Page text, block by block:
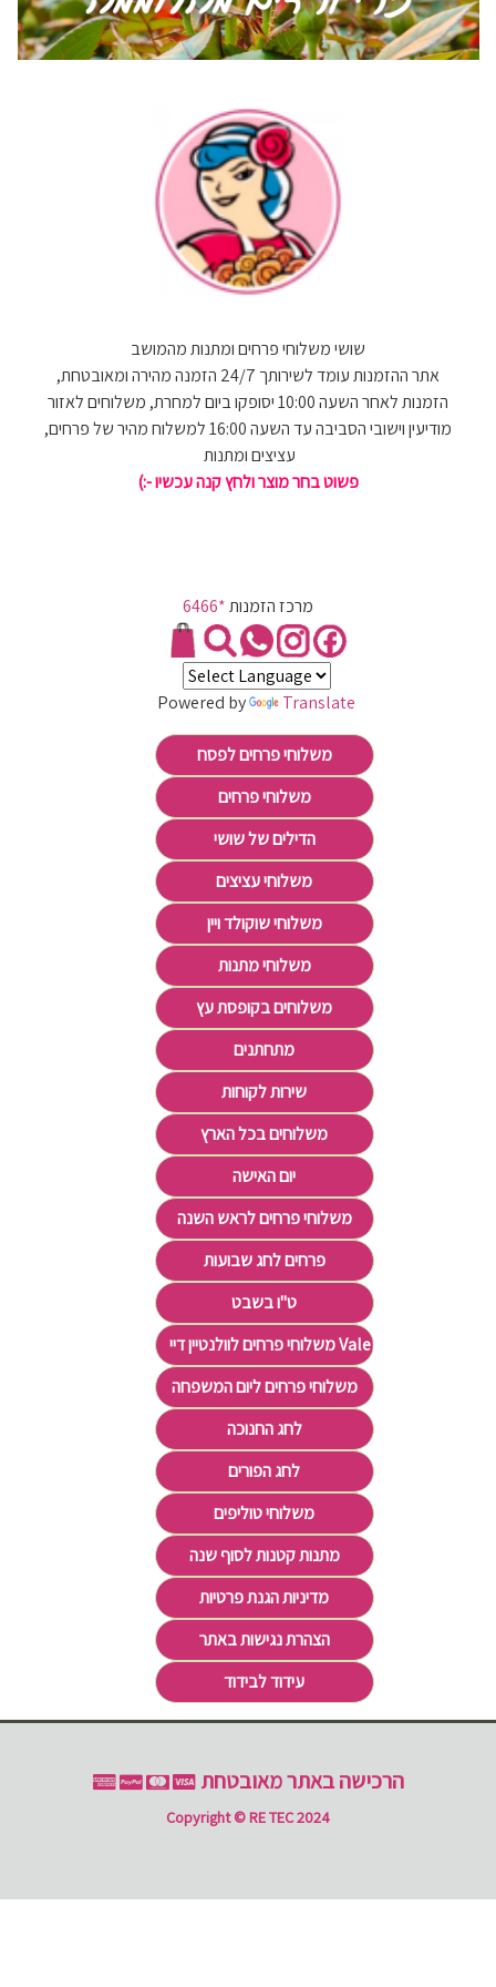
שושי משלוחי פרחים ומתנות מהמושב
אתר ההזמנות עומד לשירותך 24/7 הזמנה מהירה ומאובטחת,
הזמנות לאחר השעה 10:00 יסופקו ביום למחרת, משלוחים לאזור
מודיעין וישובי הסביבה עד השעה 16:00 למשלוח מהיר של פרחים,
עציצים ומתנות
פשוט בחר מוצר ולחץ קנה עכשיו -:)
מרכז הזמנות*6466
Powered by Translate
משלוחי פרחים לפסח
משלוחי פרחים
הדילים של שושי
משלוחי עציצים
משלוחי שוקולד ויין
משלוחי מתנות
משלוחים בקופסת עץ
מתחתנים
שירות לקוחות
משלוחים בכל הארץ
יום האישה
משלוחי פרחים לראש השנה
פרחים לחג שבועות
ט"ו בשבט
משלוחי פרחים לוולנטיין דיי Valentine's Day
משלוחי פרחים ליום המשפחה
לחג החנוכה
לחג הפורים
משלוחי טוליפים
מתנות קטנות לסוף שנה
מדיניות הגנת פרטיות
הצהרת נגישות באתר
עידוד לבידוד
הרכישה באתר מאובטחת
Copyright © RE TEC 2024